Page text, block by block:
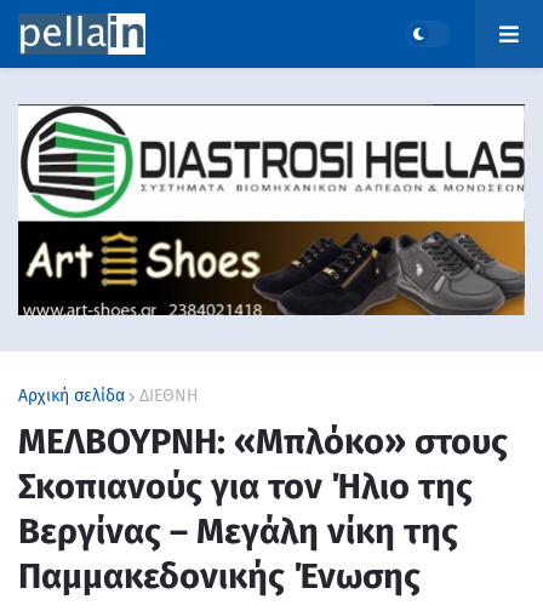
Αρχική σελίδα ΔΙΕΘΝΗ
ΜΕΛΒΟΥΡΝΗ: «Μπλόκο» στους
Σκοπιανούς για τον Ήλιο της
Βεργίνας – Μεγάλη νίκη της
Παμμακεδονικής Ένωσης